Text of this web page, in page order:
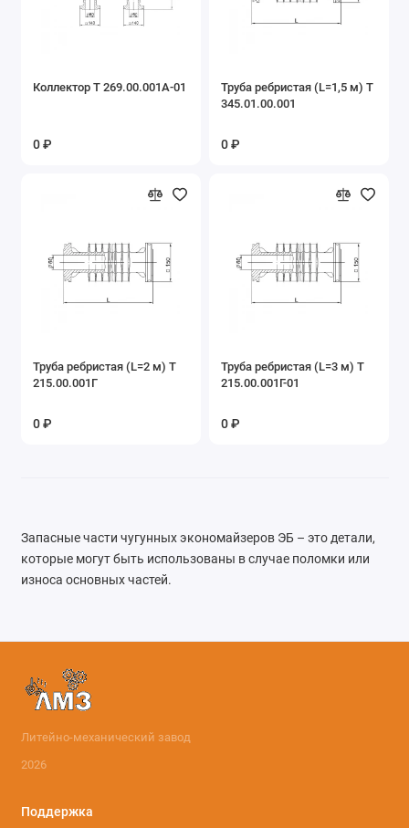
Коллектор Т 269.00.001А-01
0 ₽
Труба ребристая (L=1,5 м) Т
345.01.00.001
0 ₽
Труба ребристая (L=2 м) Т
215.00.001Г
0 ₽
Труба ребристая (L=3 м) Т
215.00.001Г-01
0 ₽
Запасные части чугунных экономайзеров ЭБ – это детали,
которые могут быть использованы в случае поломки или
износа основных частей.
Литейно-механический завод
2026
Поддержка